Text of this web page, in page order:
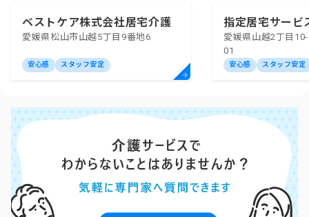
ベストケア株式会社居宅介護
支援事業所
愛媛県松山市山越5丁目9番地6
安心感 スタッフ安定
指定居宅サービ
愛媛県山越2丁目
01
安心感 スタッフ安定